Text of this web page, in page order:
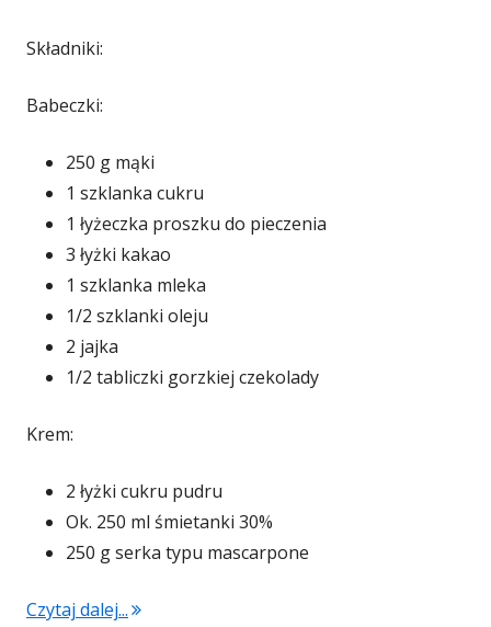
Składniki:
Babeczki:
250 g mąki
1 szklanka cukru
1 łyżeczka proszku do pieczenia
3 łyżki kakao
1 szklanka mleka
1/2 szklanki oleju
2 jajka
1/2 tabliczki gorzkiej czekolady
Krem:
2 łyżki cukru pudru
Ok. 250 ml śmietanki 30%
250 g serka typu mascarpone
Czytaj dalej..."Muffinki czekoladowe z kremem